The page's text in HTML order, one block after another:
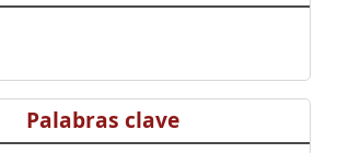
Palabras clave